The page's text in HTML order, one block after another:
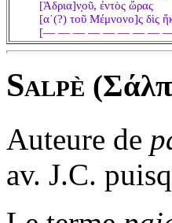
[Ἁδρια]ν̣οῦ, ἐντὸς ὥρας
[αʹ(?) τοῦ Μέμνονο]ς δὶς
[— — — — — — — — —
Salpè
Auteure de
av. J.C.